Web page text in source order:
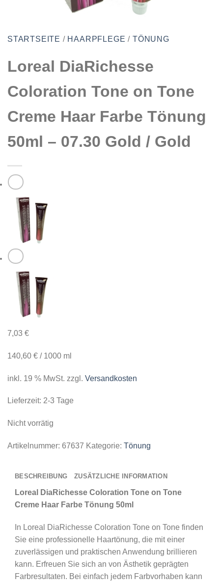
STARTSEITE / HAARPFLEGE / TÖNUNG
Loreal DiaRichesse
Coloration Tone on Tone
Creme Haar Farbe Tönung
50ml – 07.30 Gold / Gold
7,03 €
140,60 € / 1000 ml
inkl. 19 % MwSt. zzgl. Versandkosten
Lieferzeit: 2-3 Tage
Nicht vorrätig
Artikelnummer: 67637 Kategorie: Tönung
BESCHREIBUNG ZUSÄTZLICHE INFORMATION
Loreal DiaRichesse Coloration Tone on Tone
Creme Haar Farbe Tönung 50ml
In Loreal DiaRichesse Coloration Tone on Tone finden
Sie eine professionelle Haartönung, die mit einer
zuverlässigen und praktischen Anwendung brillieren
kann. Erfreuen Sie sich an von Ästhetik geprägten
Farbresultaten. Bei einfach jedem Farbvorhaben kann